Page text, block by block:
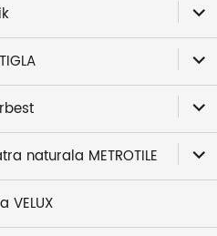
copil
copil
copil
naturala METROTILE
VELUX